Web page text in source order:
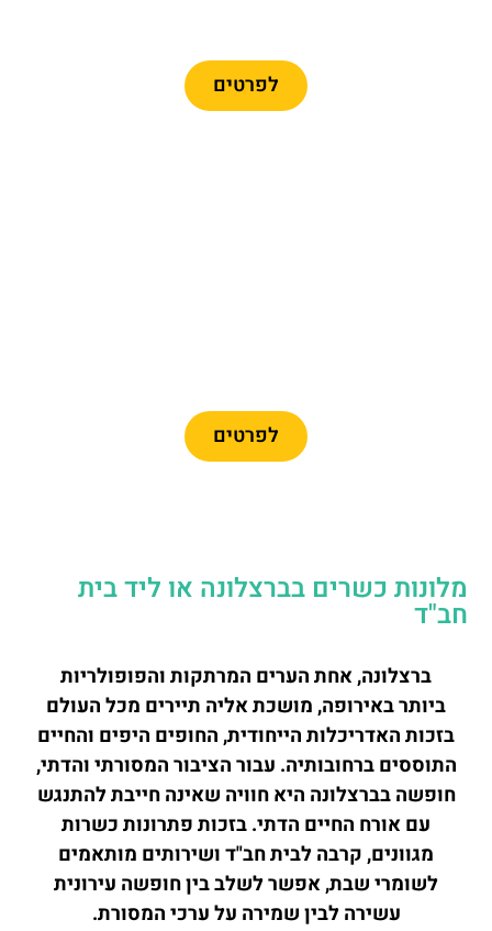
לפרטים
לפרטים
מלונות כשרים בברצלונה או ליד בית
חב"ד
ברצלונה, אחת הערים המרתקות והפופולריות
ביותר באירופה, מושכת אליה תיירים מכל העולם
בזכות האדריכלות הייחודית, החופים היפים והחיים
התוססים ברחובותיה. עבור הציבור המסורתי והדתי,
חופשה בברצלונה היא חוויה שאינה חייבת להתנגש
עם אורח החיים הדתי. בזכות פתרונות כשרות
מגוונים, קרבה לבית חב"ד ושירותים מותאמים
לשומרי שבת, אפשר לשלב בין חופשה עירונית
עשירה לבין שמירה על ערכי המסורת.